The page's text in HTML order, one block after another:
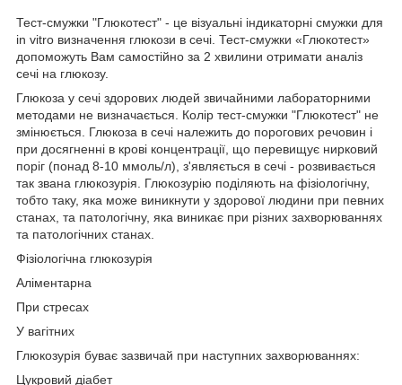
Тест-смужки "Глюкотест" - це візуальні індикаторні смужки для
in vitro визначення глюкози в сечі. Тест-смужки «Глюкотест»
допоможуть Вам самостійно за 2 хвилини отримати аналіз
сечі на глюкозу.
Глюкоза у сечі здорових людей звичайними лабораторними
методами не визначається. Колір тест-смужки "Глюкотест" не
змінюється. Глюкоза в сечі належить до порогових речовин і
при досягненні в крові концентрації, що перевищує нирковий
поріг (понад 8-10 ммоль/л), з'являється в сечі - розвивається
так звана глюкозурія. Глюкозурію поділяють на фізіологічну,
тобто таку, яка може виникнути у здорової людини при певних
станах, та патологічну, яка виникає при різних захворюваннях
та патологічних станах.
Фізіологічна глюкозурія
Аліментарна
При стресах
У вагітних
Глюкозурія буває зазвичай при наступних захворюваннях:
Цукровий діабет